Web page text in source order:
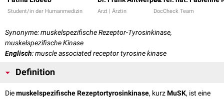
Student/in der Humanmedizin Arzt | Ärztin DocCheck Team
Synonyme: muskelspezifische Rezeptor-Tyrosinkinase,
muskelspezifische Kinase
Englisch: muscle associated receptor tyrosine kinase
Definition
Diemuskelspezifische Rezeptortyrosinkinase, kurzMuSK, ist eine